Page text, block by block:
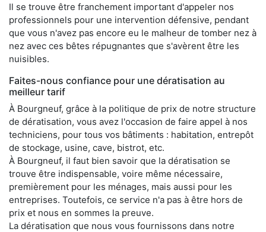
Il se trouve être franchement important d'appeler nos
professionnels pour une intervention défensive, pendant
que vous n'avez pas encore eu le malheur de tomber nez à
nez avec ces bêtes répugnantes que s'avèrent être les
nuisibles.
Faites-nous confiance pour une dératisation au
meilleur tarif
À Bourgneuf, grâce à la politique de prix de notre structure
de dératisation, vous avez l'occasion de faire appel à nos
techniciens, pour tous vos bâtiments : habitation, entrepôt
de stockage, usine, cave, bistrot, etc.
À Bourgneuf, il faut bien savoir que la dératisation se
trouve être indispensable, voire même nécessaire,
premièrement pour les ménages, mais aussi pour les
entreprises. Toutefois, ce service n'a pas à être hors de
prix et nous en sommes la preuve.
La dératisation que nous vous fournissons dans notre